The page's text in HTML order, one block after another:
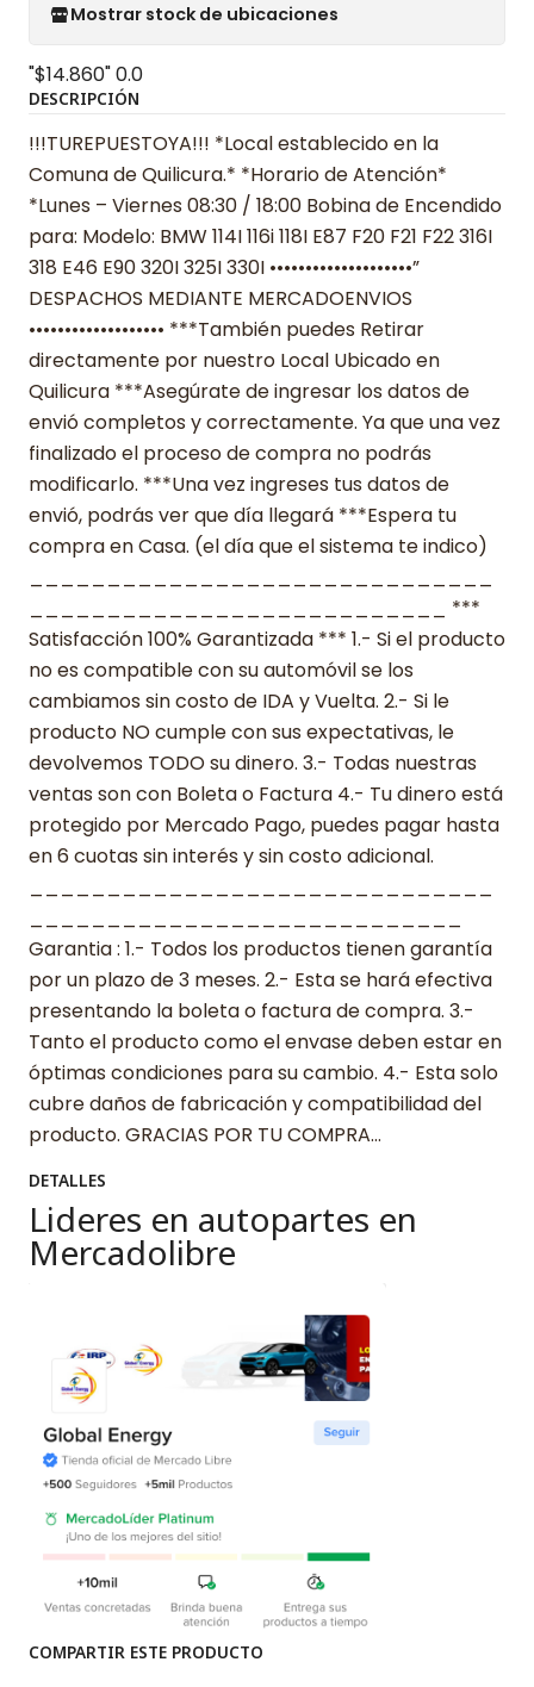
Mostrar stock de ubicaciones
"$14.860"0.0
DESCRIPCIÓN
!!!TUREPUESTOYA!!! *Local establecido en la
Comuna de Quilicura.* *Horario de Atención*
*Lunes – Viernes 08:30 / 18:00 Bobina de Encendido
para: Modelo: BMW 114I 116i 118I E87 F20 F21 F22 316I
318 E46 E90 320I 325I 330I ••••••••••••••••••••”
DESPACHOS MEDIANTE MERCADOENVIOS
••••••••••••••••••• ***También puedes Retirar
directamente por nuestro Local Ubicado en
Quilicura ***Asegúrate de ingresar los datos de
envió completos y correctamente. Ya que una vez
finalizado el proceso de compra no podrás
modificarlo. ***Una vez ingreses tus datos de
envió, podrás ver que día llegará ***Espera tu
compra en Casa. (el día que el sistema te indico)
___________________________ ***
Satisfacción 100% Garantizada *** 1.- Si el producto
no es compatible con su automóvil se los
cambiamos sin costo de IDA y Vuelta. 2.- Si le
producto NO cumple con sus expectativas, le
devolvemos TODO su dinero. 3.- Todas nuestras
ventas son con Boleta o Factura 4.- Tu dinero está
protegido por Mercado Pago, puedes pagar hasta
en 6 cuotas sin interés y sin costo adicional.
Garantia : 1.- Todos los productos tienen garantía
por un plazo de 3 meses. 2.- Esta se hará efectiva
presentando la boleta o factura de compra. 3.-
Tanto el producto como el envase deben estar en
óptimas condiciones para su cambio. 4.- Esta solo
cubre daños de fabricación y compatibilidad del
producto. GRACIAS POR TU COMPRA…
DETALLES
Lideres en autopartes en
Mercadolibre
COMPARTIR ESTE PRODUCTO